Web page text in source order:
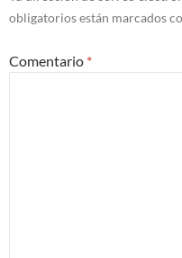
obligatorios están marcados
Comentario *